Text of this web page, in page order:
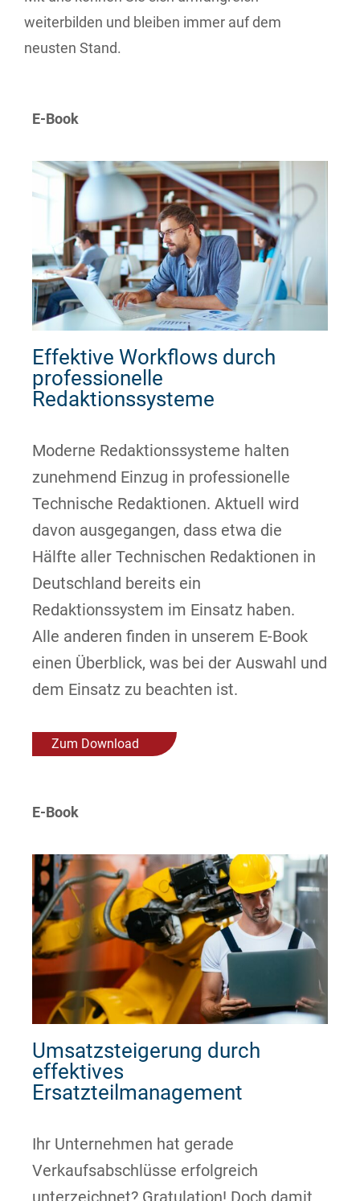
weiterbilden und bleiben immer auf dem
neusten Stand.
E-Book
Effektive Workflows durch
professionelle
Redaktionssysteme
Moderne Redaktionssysteme halten
zunehmend Einzug in professionelle
Technische Redaktionen. Aktuell wird
davon ausgegangen, dass etwa die
Hälfte aller Technischen Redaktionen in
Deutschland bereits ein
Redaktionssystem im Einsatz haben.
Alle anderen finden in unserem E-Book
einen Überblick, was bei der Auswahl und
dem Einsatz zu beachten ist.
Zum Download
E-Book
Umsatzsteigerung durch
effektives
Ersatzteilmanagement
Ihr Unternehmen hat gerade
Verkaufsabschlüsse erfolgreich
unterzeichnet? Gratulation! Doch damit